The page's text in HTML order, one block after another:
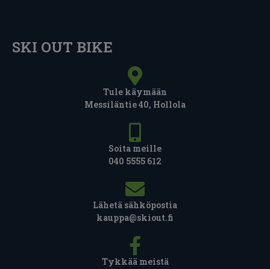
SKI OUT BIKE
Tule käymään
Messiläntie 40, Hollola
Soita meille
040 5555 612
Lähetä sähköpostia
kauppa@skiout.fi
Tykkää meistä